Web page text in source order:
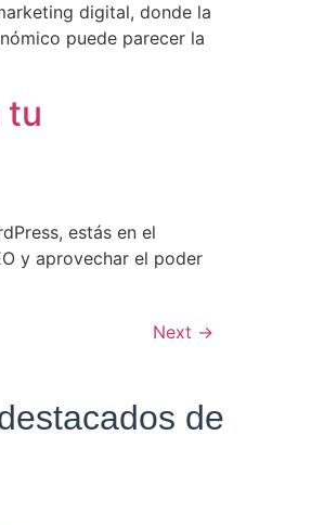
digital, donde la
puede parecer la
tu
estás en el
y aprovechar el poder
Next →
de